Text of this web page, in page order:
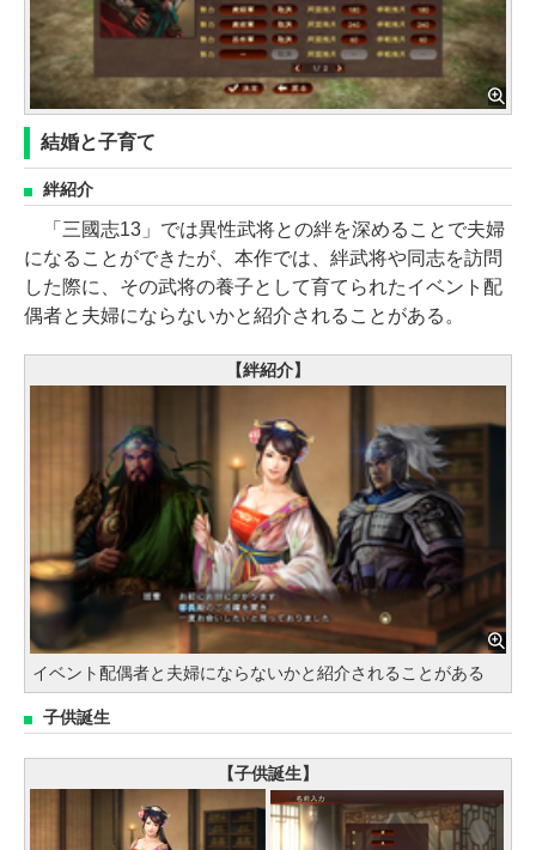
結婚と子育て
絆紹介
「三國志13」では異性武将との絆を深めることで夫婦
になることができたが、本作では、絆武将や同志を訪問
した際に、その武将の養子として育てられたイベント配
偶者と夫婦にならないかと紹介されることがある。
【絆紹介】
イベント配偶者と夫婦にならないかと紹介されることがある
子供誕生
【子供誕生】